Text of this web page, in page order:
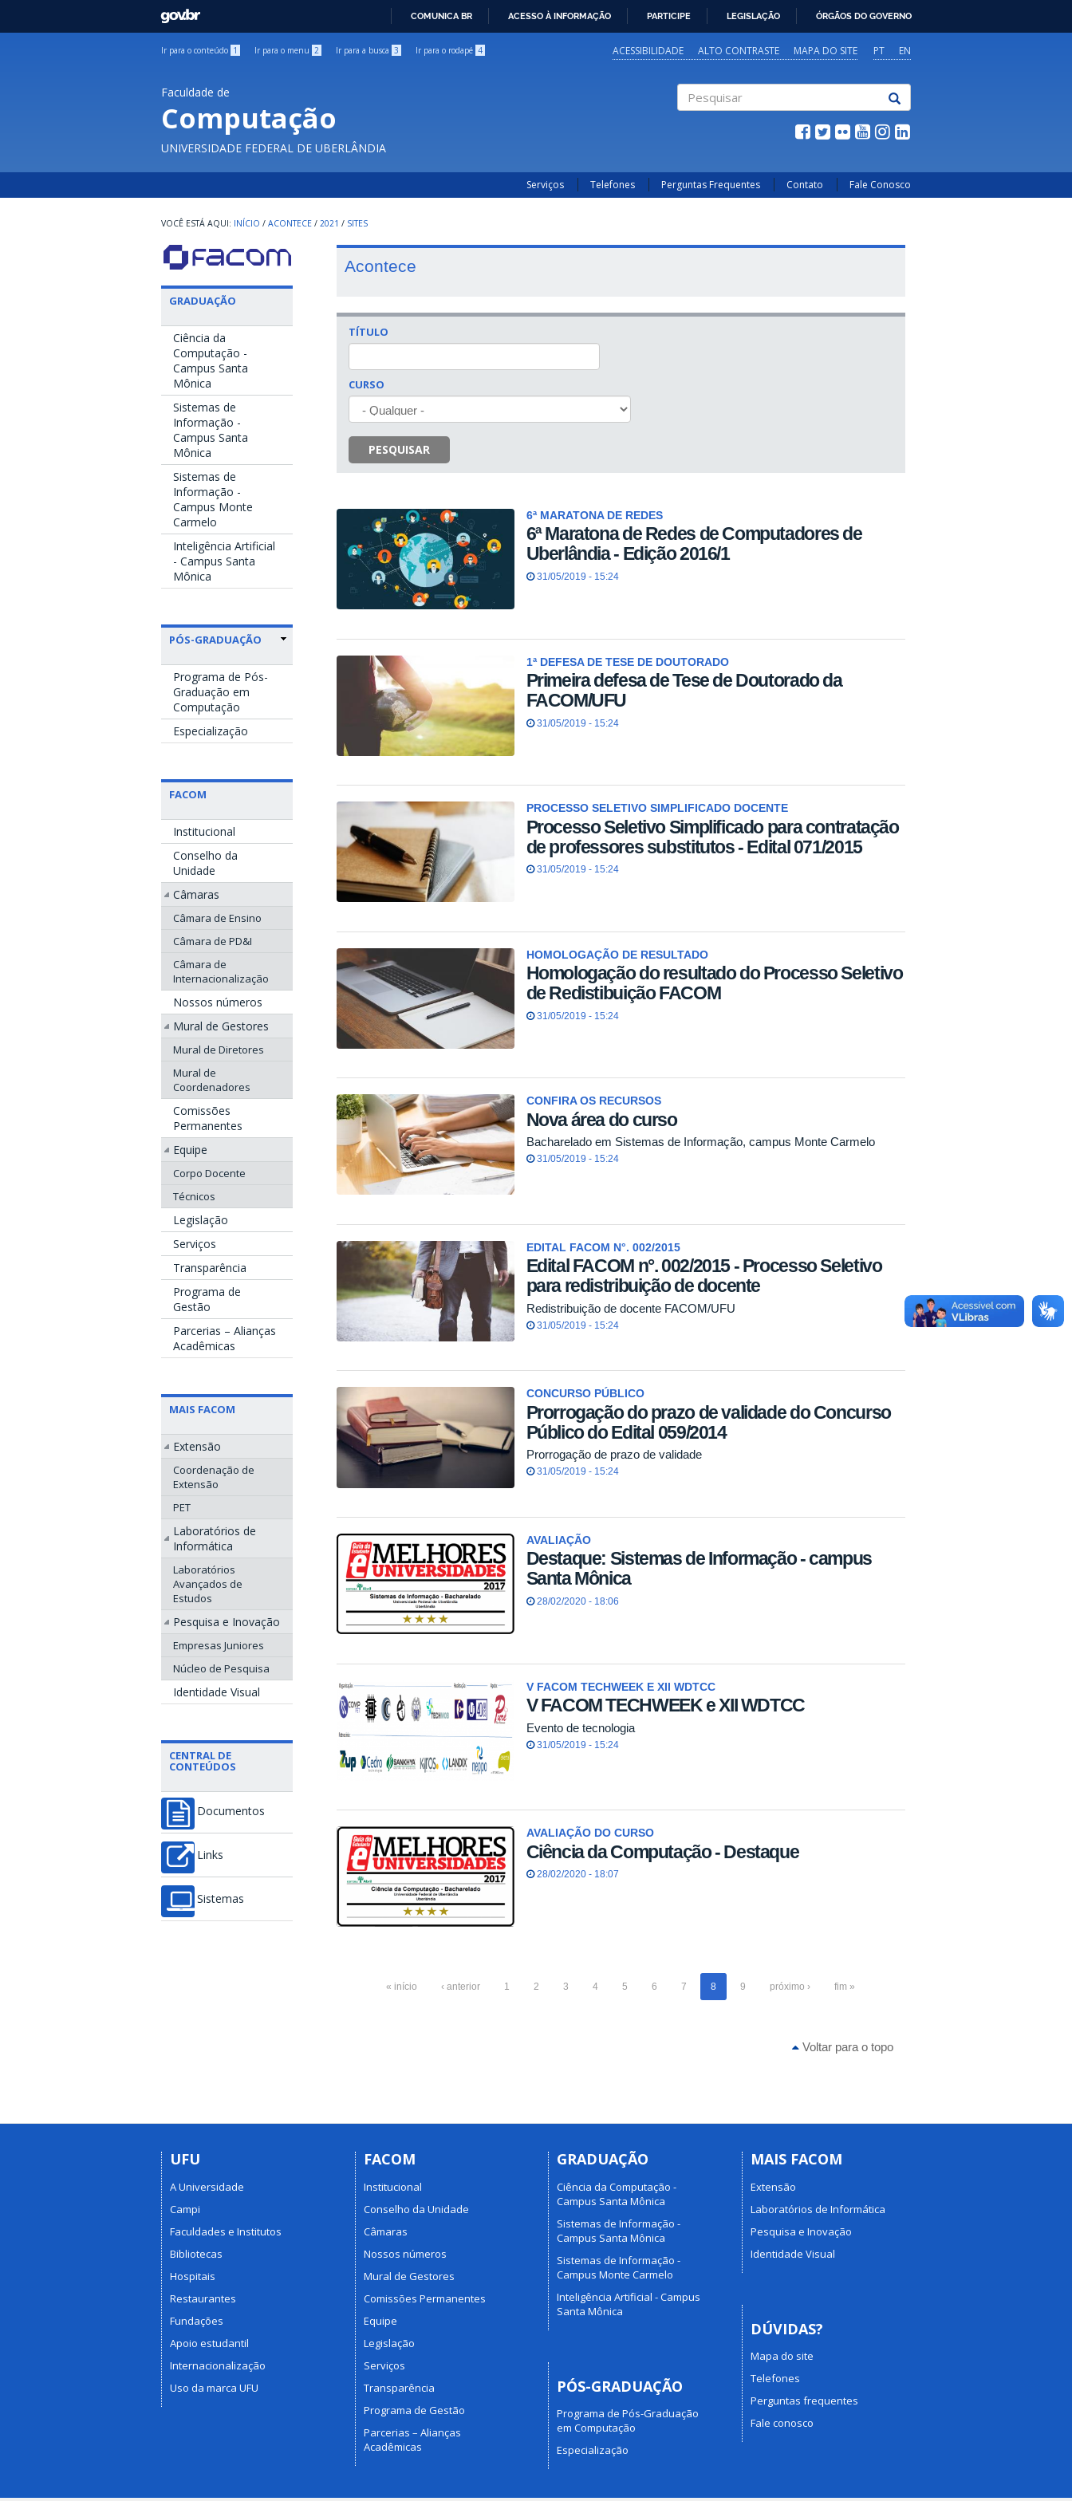
GOVBR
COMUNICA BR ACESSO À INFORMAÇÃO PARTICIPE LEGISLAÇÃO ÓRGÃOS DO GOVERNO
Ir para o conteúdo 1 Ir para o menu 2 Ir para a busca 3 Ir para o rodapé 4 PT EN
ACESSIBILIDADE ALTO CONTRASTE MAPA DO SITE
Faculdade de
Computação
UNIVERSIDADE FEDERAL DE UBERLÂNDIA
Serviços Telefones Perguntas Frequentes Contato Fale Conosco
INÍCIO / ACONTECE / 2021 / SITES
GRADUAÇÃO
Ciência da
Computação -
Campus Santa
Mônica
Sistemas de
Informação -
Campus Santa
Mônica
Sistemas de
Informação -
Campus Monte
Carmelo
Inteligência Artificial
- Campus Santa
Mônica
PÓS-GRADUAÇÃO
Programa de Pós-
Graduação em
Computação
Especialização
FACOM
Institucional
Conselho da
Unidade
Câmaras
Câmara de Ensino
Câmara de PD&I
Câmara de
Internacionalização
Nossos números
Mural de Gestores
Mural de Diretores
Mural de
Coordenadores
Comissões
Permanentes
Equipe
Corpo Docente
Técnicos
Legislação
Serviços
Transparência
Programa de
Gestão
Parcerias – Alianças
Acadêmicas
MAIS FACOM
Extensão
Coordenação de
Extensão
PET
Laboratórios de
Informática
Laboratórios
Avançados de
Estudos
Pesquisa e Inovação
Empresas Juniores
Núcleo de Pesquisa
Identidade Visual
CENTRAL DE
CONTEÚDOS
Documentos
Links
Sistemas
Acontece
TÍTULO
CURSO
PESQUISAR
6ª MARATONA DE REDES
6ª Maratona de Redes de Computadores de
Uberlândia - Edição 2016/1
31/05/2019 - 15:24
1ª DEFESA DE TESE DE DOUTORADO
Primeira defesa de Tese de Doutorado da
FACOM/UFU
31/05/2019 - 15:24
PROCESSO SELETIVO SIMPLIFICADO DOCENTE
Processo Seletivo Simplificado para contratação
de professores substitutos - Edital 071/2015
31/05/2019 - 15:24
HOMOLOGAÇÃO DE RESULTADO
Homologação do resultado do Processo Seletivo
de Redistibuição FACOM
31/05/2019 - 15:24
CONFIRA OS RECURSOS
Nova área do curso
Bacharelado em Sistemas de Informação, campus Monte Carmelo
31/05/2019 - 15:24
EDITAL FACOM N°. 002/2015
Edital FACOM n°. 002/2015 - Processo Seletivo
para redistribuição de docente
Redistribuição de docente FACOM/UFU
31/05/2019 - 15:24
CONCURSO PÚBLICO
Prorrogação do prazo de validade do Concurso
Público do Edital 059/2014
Prorrogação de prazo de validade
31/05/2019 - 15:24
AVALIAÇÃO
Destaque: Sistemas de Informação - campus
Santa Mônica
28/02/2020 - 18:06
V FACOM TECHWEEK E XII WDTCC
V FACOM TECHWEEK e XII WDTCC
Evento de tecnologia
31/05/2019 - 15:24
AVALIAÇÃO DO CURSO
Ciência da Computação - Destaque
28/02/2020 - 18:07
« início ‹ anterior 1 2 3 4 5 6 7 8 9 próximo › fim »
Voltar para o topo
UFU
A Universidade
Campi
Faculdades e Institutos
Bibliotecas
Hospitais
Restaurantes
Fundações
Apoio estudantil
Internacionalização
Uso da marca UFU
FACOM
Institucional
Conselho da Unidade
Câmaras
Nossos números
Mural de Gestores
Comissões Permanentes
Equipe
Legislação
Serviços
Transparência
Programa de Gestão
Parcerias – Alianças
Acadêmicas
GRADUAÇÃO
Ciência da Computação -
Campus Santa Mônica
Sistemas de Informação -
Campus Santa Mônica
Sistemas de Informação -
Campus Monte Carmelo
Inteligência Artificial - Campus
Santa Mônica
PÓS-GRADUAÇÃO
Programa de Pós-Graduação
em Computação
Especialização
MAIS FACOM
Extensão
Laboratórios de Informática
Pesquisa e Inovação
Identidade Visual
DÚVIDAS?
Mapa do site
Telefones
Perguntas frequentes
Fale conosco